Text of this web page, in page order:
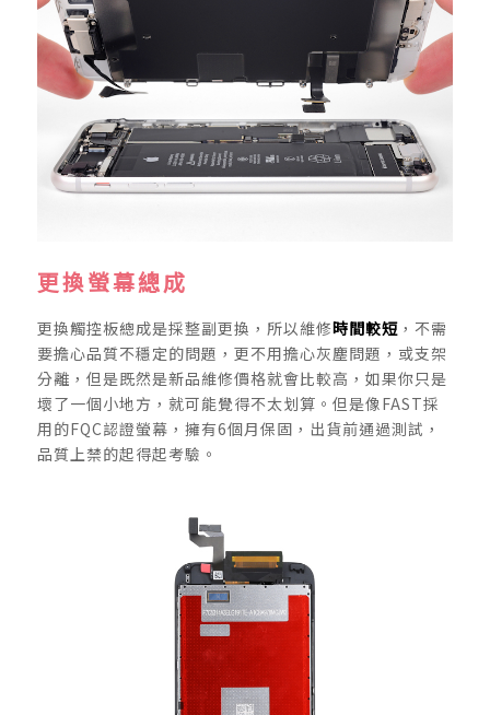
更換螢幕總成
更換觸控板總成是採整副更換，所以維修時間較短，不需
要擔心品質不穩定的問題，更不用擔心灰塵問題，或支架
分離，但是既然是新品維修價格就會比較高，如果你只是
壞了一個小地方，就可能覺得不太划算。但是像FAST採
用的FQC認證螢幕，擁有6個月保固，出貨前通過測試，
品質上禁的起得起考驗。